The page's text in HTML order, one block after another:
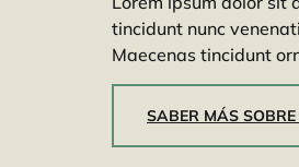
tincidunt nunc
Maecenas tincidunt
SABER MÁS